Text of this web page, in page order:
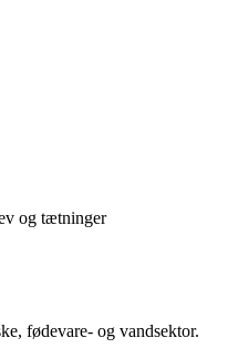
og tætninger
fødevare- og vandsektor.